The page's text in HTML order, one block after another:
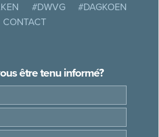
#DWVG
#DAGKOEN
CONTACT
être tenu informé?